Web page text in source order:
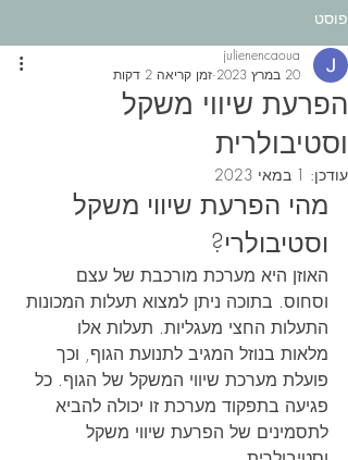
פוסט
הפרעת שיווי משקל
וסטיבולרית
julienencaoua
20 במרץ 2023
זמן קריאה 2 דקות
עודכן: 1 במאי 2023
מהי הפרעת שיווי משקל
וסטיבולרי?
האוזן היא מערכת מורכבת של עצם
וסחוס. בתוכה ניתן למצוא תעלות המכונות
התעלות החצי מעגליות. תעלות אלו
מלאות בנוזל המגיב לתנועת הגוף, וכך
פועלת מערכת שיווי המשקל של הגוף. כל
פגיעה בתפקוד מערכת זו יכולה להביא
לתסמינים של הפרעת שיווי משקל